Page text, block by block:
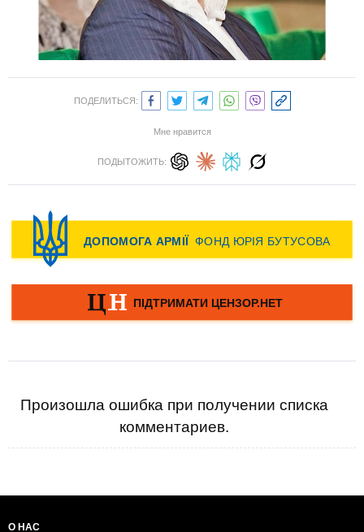
ПОДЕЛИТЬСЯ:
Мне нравится
ПОДЫТОЖИТЬ:
Произошла ошибка при получении списка
комментариев.
О НАС